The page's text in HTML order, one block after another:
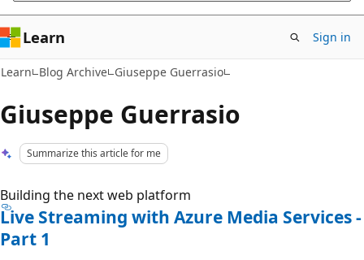
Learn Sign in
Learn Blog Archive Giuseppe Guerrasio
Giuseppe Guerrasio
Summarize this article for me
Building the next web platform
Live Streaming with Azure Media Services -
Part 1